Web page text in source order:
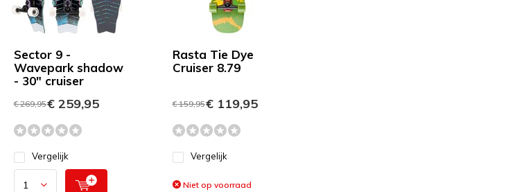
Sector 9 -
Wavepark shadow
- 30" cruiser
€ 269,95€ 259,95
Vergelijk
Rasta Tie Dye
Cruiser 8.79
€ 159,95€ 119,95
Vergelijk
Niet op voorraad